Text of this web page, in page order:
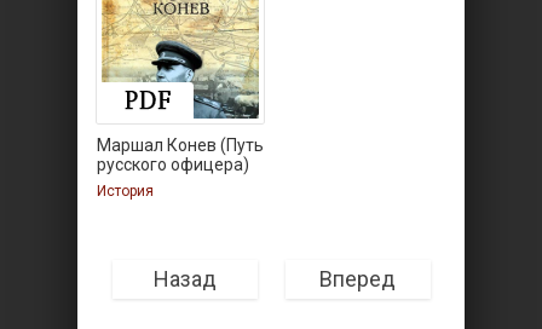
Маршал Конев (Путь
русского офицера)
История
Назад Вперед